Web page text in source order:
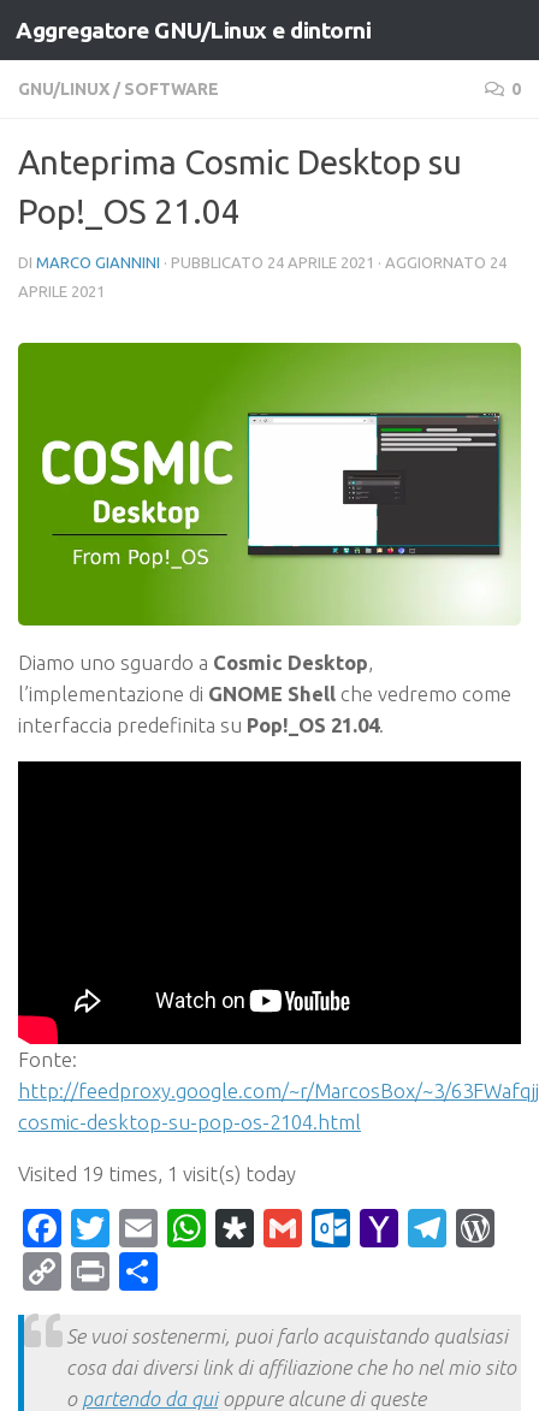
Salta al contenuto
Aggregatore GNU/Linux e dintorni
GNU/LINUX / SOFTWARE 0
Anteprima Cosmic Desktop su
Pop!_OS 21.04
DI MARCO GIANNINI · PUBBLICATO 24 APRILE 2021 · AGGIORNATO 24
APRILE 2021
Diamo uno sguardo a Cosmic Desktop,
l’implementazione di GNOME Shell che vedremo come
interfaccia predefinita su Pop!_OS 21.04.
Fonte:
http://feedproxy.google.com/~r/MarcosBox/~3/
cosmic-desktop-su-pop-os-2104.html
Visited 19 times, 1 visit(s) today
Facebook
Twitter
EmailWhatsApp
Diaspora
Gmail Yahoo
CopyPrint
Se vuoi sostenermi, puoi farlo acquistando qualsiasi
cosa dai diversi link di affiliazione che ho nel mio sito
o partendo da quioppure alcune di queste